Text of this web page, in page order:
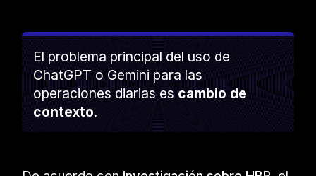
El problema principal del uso de
ChatGPT o Gemini para las
operaciones diarias escambio de
contexto.